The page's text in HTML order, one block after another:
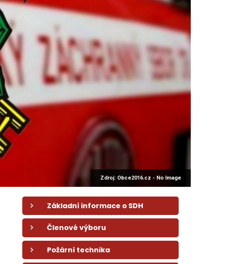
Zdroj: Obce2016.cz - No Image
Základní informace o SDH
Členové výboru
Požární technika